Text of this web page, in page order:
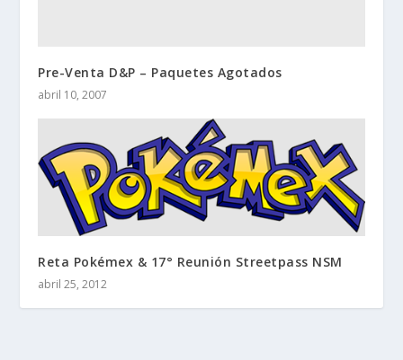
Pre-Venta D&P – Paquetes Agotados
abril 10, 2007
Reta Pokémex & 17° Reunión Streetpass NSM
abril 25, 2012